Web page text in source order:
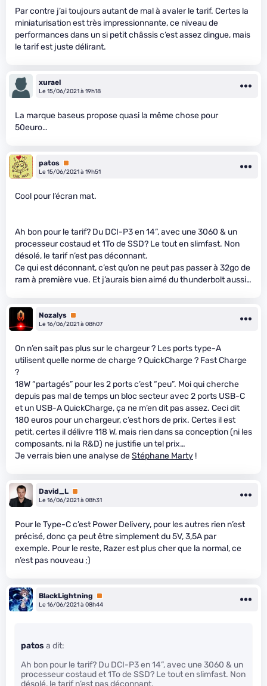
Par contre j’ai toujours autant de mal à avaler le tarif. Certes la
miniaturisation est très impressionnante, ce niveau de
performances dans un si petit châssis c’est assez dingue, mais
le tarif est juste délirant.
xurael
Le 15/06/2021 à 19h18
La marque baseus propose quasi la même chose pour
50euro…
patos Premium
Le 15/06/2021 à 19h51
Cool pour l’écran mat.
Ah bon pour le tarif? Du DCI-P3 en 14”, avec une 3060 & un
processeur costaud et 1To de SSD? Le tout en slimfast. Non
désolé, le tarif n’est pas déconnant.
Ce qui est déconnant, c’est qu’on ne peut pas passer à 32go de
ram à première vue. Et j’aurais bien aimé du thunderbolt aussi…
Nozalys Premium
Le 16/06/2021 à 08h07
On n’en sait pas plus sur le chargeur ? Les ports type-A
utilisent quelle norme de charge ? QuickCharge ? Fast Charge
?
18W “partagés” pour les 2 ports c’est “peu”. Moi qui cherche
depuis pas mal de temps un bloc secteur avec 2 ports USB-C
et un USB-A QuickCharge, ça ne m’en dit pas assez. Ceci dit
180 euros pour un chargeur, c’est hors de prix. Certes il est
petit, certes il délivre 118 W, mais rien dans sa conception (ni les
composants, ni la R&D) ne justifie un tel prix…
Je verrais bien une analyse deStéphane Marty !
David_L Premium
Le 16/06/2021 à 08h31
Pour le Type-C c’est Power Delivery, pour les autres rien n’est
précisé, donc ça peut être simplement du 5V, 3,5A par
exemple. Pour le reste, Razer est plus cher que la normal, ce
n’est pas nouveau ;)
BlackLightning
Premium
Le 16/06/2021 à 08h44
patos a dit:
Ah bon pour le tarif? Du DCI-P3 en 14”, avec une 3060 & un
processeur costaud et 1To de SSD? Le tout en slimfast. Non